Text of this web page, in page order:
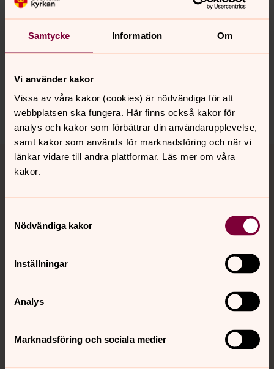
Samtycke Information Om
Vi använder kakor
Vissa av våra kakor (cookies) är nödvändiga för att
webbplatsen ska fungera. Här finns också kakor för
analys och kakor som förbättrar din användarupplevelse,
samt kakor som används för marknadsföring och när vi
länkar vidare till andra plattformar. Läs mer om våra
kakor.
Nödvändiga kakor
Inställningar
Analys
Marknadsföring och sociala medier
kan du höra av dig till gdpr@svenskakyrkanjonkoping.se
Synpunkter eller frågor på sidans
innehåll?
jonkoping.info@svenskakyrkan.se
Tillbaka till toppen
Tillbaka till innehållet
Kalender
Hitta snabbt
Sociala kanaler